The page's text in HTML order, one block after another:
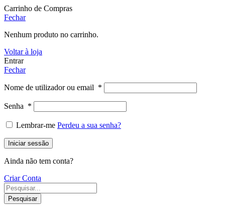
Carrinho de Compras
Fechar
Nenhum produto no carrinho.
Voltar à loja
Entrar
Fechar
Nome de utilizador ou email *
Senha *
Lembrar-me Perdeu a sua senha?
Iniciar sessão
Ainda não tem conta?
Criar Conta
Pesquisar